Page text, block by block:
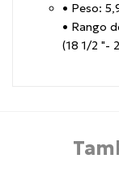
• Peso:
• Rango
(18 1/2 "-